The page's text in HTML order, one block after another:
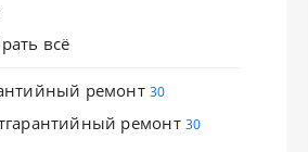
всё
ремонт 30
ремонт 30